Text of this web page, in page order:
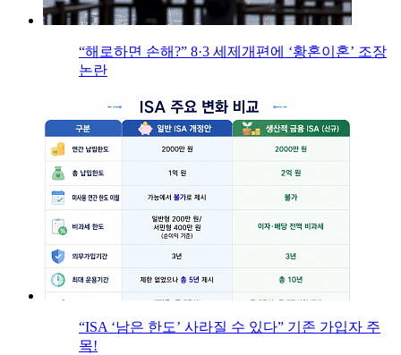
“해로하면 손해?” 8·3 세제개편에 ‘황혼이혼’ 조장
논란
“ISA ‘남은 한도’ 사라질 수 있다” 기존 가입자 주
목!